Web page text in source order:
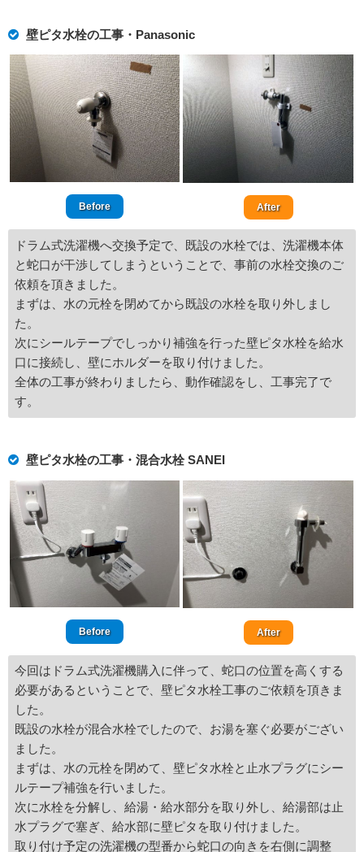
壁ピタ水栓の工事・Panasonic
Before After
ドラム式洗濯機へ交換予定で、既設の水栓では、洗濯機本体
と蛇口が干渉してしまうということで、事前の水栓交換のご
依頼を頂きました。
まずは、水の元栓を閉めてから既設の水栓を取り外しまし
た。
次にシールテープでしっかり補強を行った壁ピタ水栓を給水
口に接続し、壁にホルダーを取り付けました。
全体の工事が終わりましたら、動作確認をし、工事完了で
す。
壁ピタ水栓の工事・混合水栓 SANEI
Before After
今回はドラム式洗濯機購入に伴って、蛇口の位置を高くする
必要があるということで、壁ピタ水栓工事のご依頼を頂きま
した。
既設の水栓が混合水栓でしたので、お湯を塞ぐ必要がござい
ました。
まずは、水の元栓を閉めて、壁ピタ水栓と止水プラグにシー
ルテープ補強を行いました。
次に水栓を分解し、給湯・給水部分を取り外し、給湯部は止
水プラグで塞ぎ、給水部に壁ピタを取り付けました。
取り付け予定の洗濯機の型番から蛇口の向きを右側に調整